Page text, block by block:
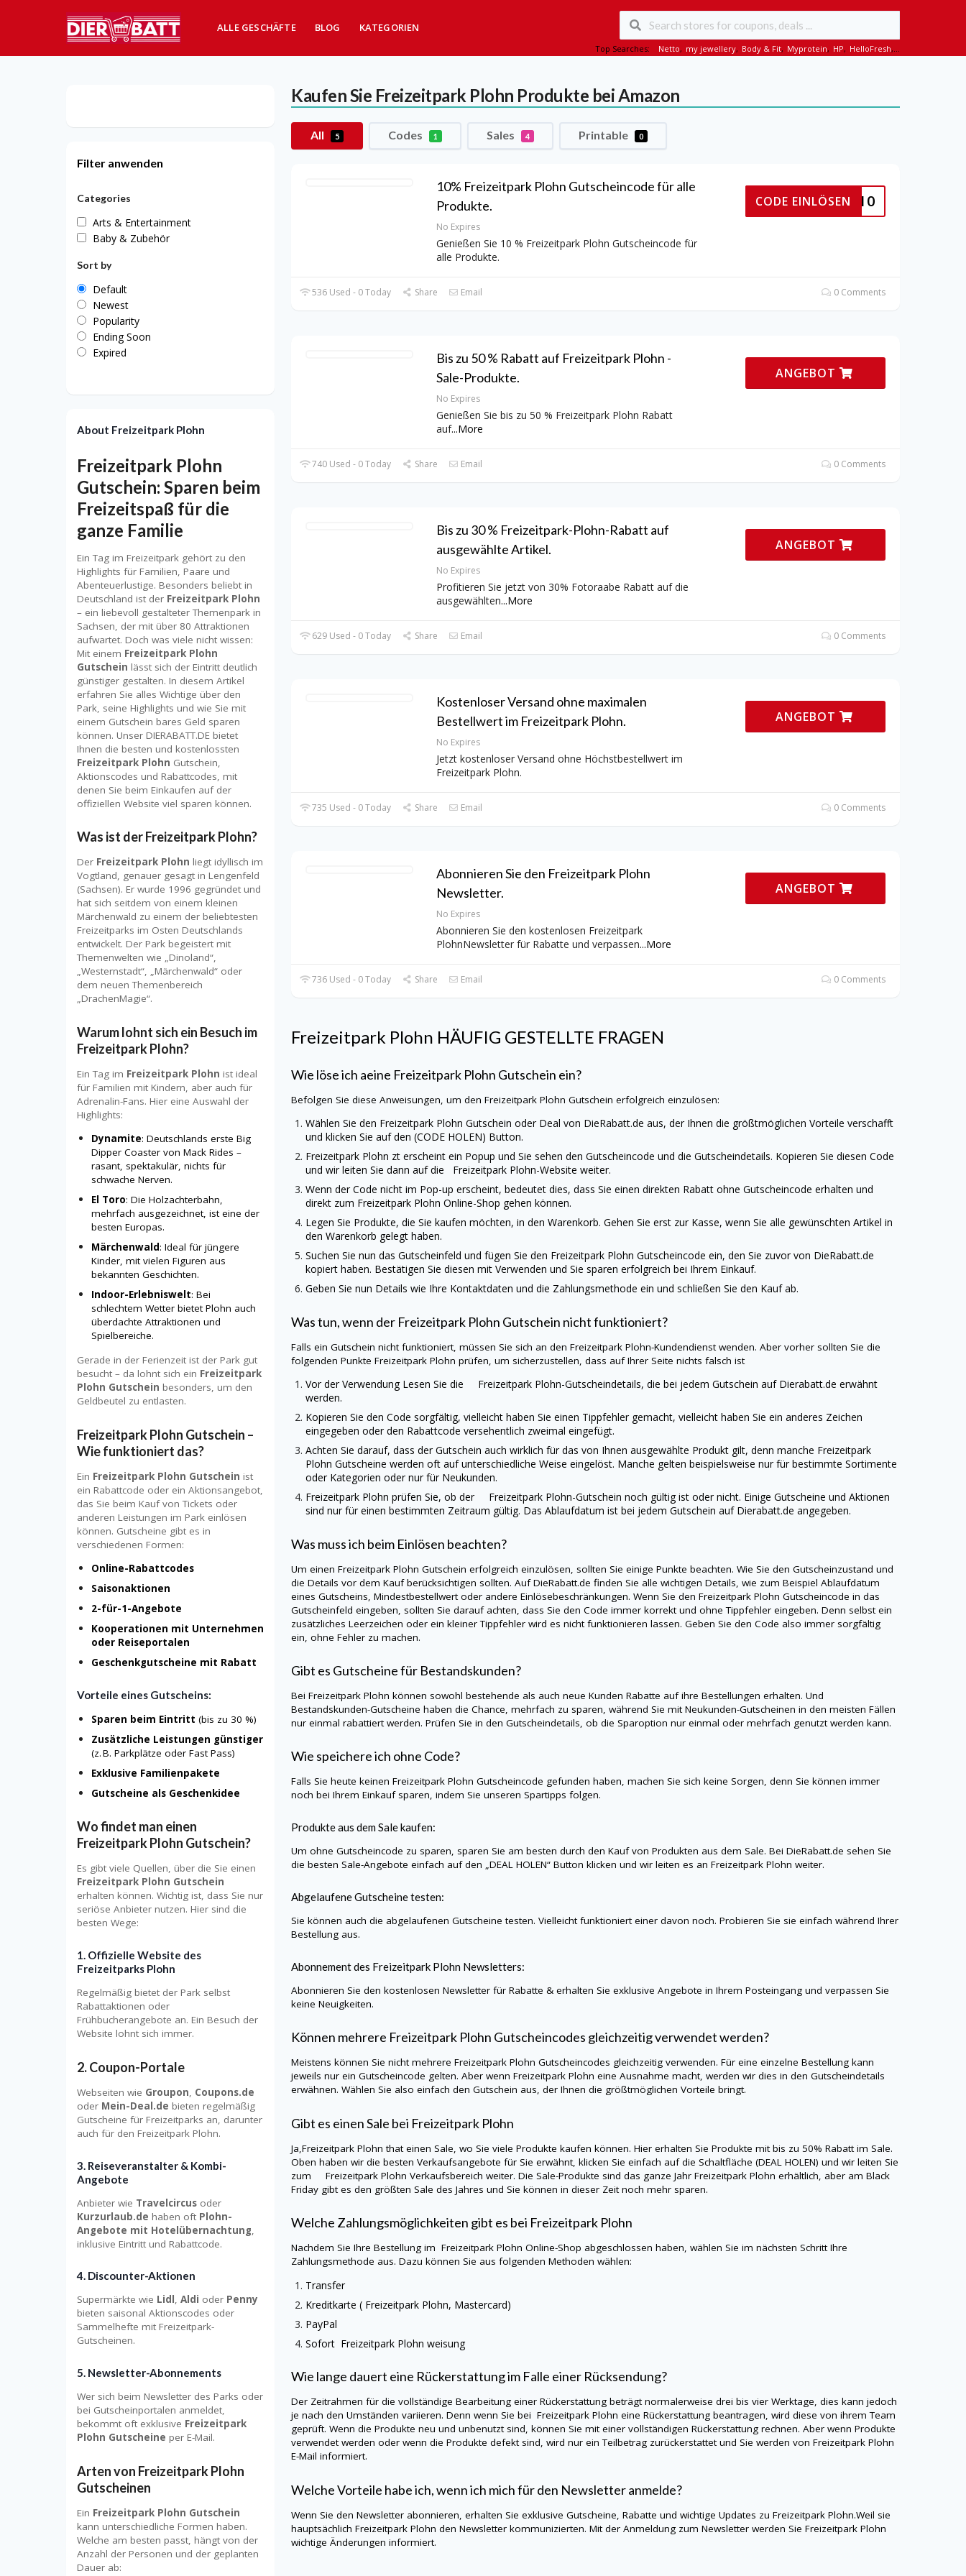
ALLE GESCHÄFTE BLOG KATEGORIEN
Top Searches: Netto, my jewellery, Body & Fit, Myprotein, HP, HelloFresh,...
Kaufen Sie Freizeitpark Plohn Produkte bei Amazon
All 5 Codes 1 Sales 4 Printable 0
10% Freizeitpark Plohn Gutscheincode für alle
Produkte.
No Expires
Genießen Sie 10 % Freizeitpark Plohn Gutscheincode für
alle Produkte.
KPLOHN10
CODE EINLÖSEN
536 Used - 0 Today Share Email 0 Comments
Bis zu 50 % Rabatt auf Freizeitpark Plohn -
Sale-Produkte.
No Expires
Genießen Sie bis zu 50 % Freizeitpark Plohn Rabatt
auf...More
ANGEBOT
740 Used - 0 Today Share Email 0 Comments
Bis zu 30 % Freizeitpark-Plohn-Rabatt auf
ausgewählte Artikel.
No Expires
Profitieren Sie jetzt von 30% Fotoraabe Rabatt auf die
ausgewählten...More
ANGEBOT
629 Used - 0 Today Share Email 0 Comments
Kostenloser Versand ohne maximalen
Bestellwert im Freizeitpark Plohn.
No Expires
Jetzt kostenloser Versand ohne Höchstbestellwert im
Freizeitpark Plohn.
ANGEBOT
735 Used - 0 Today Share Email 0 Comments
Abonnieren Sie den Freizeitpark Plohn
Newsletter.
No Expires
Abonnieren Sie den kostenlosen Freizeitpark
PlohnNewsletter für Rabatte und verpassen...More
ANGEBOT
736 Used - 0 Today Share Email 0 Comments
Freizeitpark Plohn HÄUFIG GESTELLTE FRAGEN
Wie löse ich aeine Freizeitpark Plohn Gutschein ein?
Befolgen Sie diese Anweisungen, um den Freizeitpark Plohn Gutschein erfolgreich einzulösen:
Wählen Sie den Freizeitpark Plohn Gutschein oder Deal von DieRabatt.de aus, der Ihnen die größtmöglichen Vorteile verschafft
und klicken Sie auf den (CODE HOLEN) Button.
Freizeitpark Plohn zt erscheint ein Popup und Sie sehen den Gutscheincode und die Gutscheindetails. Kopieren Sie diesen Code
und wir leiten Sie dann auf die Freizeitpark Plohn-Website weiter.
Wenn der Code nicht im Pop-up erscheint, bedeutet dies, dass Sie einen direkten Rabatt ohne Gutscheincode erhalten und
direkt zum Freizeitpark Plohn Online-Shop gehen können.
Legen Sie Produkte, die Sie kaufen möchten, in den Warenkorb. Gehen Sie erst zur Kasse, wenn Sie alle gewünschten Artikel in
den Warenkorb gelegt haben.
Suchen Sie nun das Gutscheinfeld und fügen Sie den Freizeitpark Plohn Gutscheincode ein, den Sie zuvor von DieRabatt.de
kopiert haben. Bestätigen Sie diesen mit Verwenden und Sie sparen erfolgreich bei Ihrem Einkauf.
Geben Sie nun Details wie Ihre Kontaktdaten und die Zahlungsmethode ein und schließen Sie den Kauf ab.
Was tun, wenn der Freizeitpark Plohn Gutschein nicht funktioniert?
Falls ein Gutschein nicht funktioniert, müssen Sie sich an den Freizeitpark Plohn-Kundendienst wenden. Aber vorher sollten Sie die
folgenden Punkte Freizeitpark Plohn prüfen, um sicherzustellen, dass auf Ihrer Seite nichts falsch ist
Vor der Verwendung Lesen Sie die Freizeitpark Plohn-Gutscheindetails, die bei jedem Gutschein aufDierabatt.de erwähnt
werden.
Kopieren Sie den Code sorgfältig, vielleicht haben Sie einen Tippfehler gemacht, vielleicht haben Sie ein anderes Zeichen
eingegeben oder den Rabattcode versehentlich zweimal eingefügt.
Achten Sie darauf, dass der Gutschein auch wirklich für das von Ihnen ausgewählte Produkt gilt, denn manche Freizeitpark
Plohn Gutscheine werden oft auf unterschiedliche Weise eingelöst. Manche gelten beispielsweise nur für bestimmte Sortimente
oder Kategorien oder nur für Neukunden.
Freizeitpark Plohn prüfen Sie, ob der Freizeitpark Plohn-Gutschein noch gültig ist oder nicht. Einige Gutscheine und Aktionen
sind nur für einen bestimmten Zeitraum gültig. Das Ablaufdatum ist bei jedem Gutschein aufDierabatt.de angegeben.
Was muss ich beim Einlösen beachten?
Um einen Freizeitpark Plohn Gutschein erfolgreich einzulösen, sollten Sie einige Punkte beachten. Wie Sie den Gutscheinzustand und
die Details vor dem Kauf berücksichtigen sollten. AufDieRabatt.de finden Sie alle wichtigen Details, wie zum Beispiel Ablaufdatum
eines Gutscheins, Mindestbestellwert oder andere Einlösebeschränkungen. Wenn Sie den Freizeitpark Plohn Gutscheincode in das
Gutscheinfeld eingeben, sollten Sie darauf achten, dass Sie den Code immer korrekt und ohne Tippfehler eingeben. Denn selbst ein
zusätzliches Leerzeichen oder ein kleiner Tippfehler wird es nicht funktionieren lassen. Geben Sie den Code also immer sorgfältig
ein, ohne Fehler zu machen.
Gibt es Gutscheine für Bestandskunden?
Bei Freizeitpark Plohn können sowohl bestehende als auch neue Kunden Rabatte auf ihre Bestellungen erhalten. Und
Bestandskunden-Gutscheine haben die Chance, mehrfach zu sparen, während Sie mit Neukunden-Gutscheinen in den meisten Fällen
nur einmal rabattiert werden. Prüfen Sie in den Gutscheindetails, ob die Sparoption nur einmal oder mehrfach genutzt werden kann.
Wie speichere ich ohne Code?
Falls Sie heute keinen Freizeitpark Plohn Gutscheincode gefunden haben, machen Sie sich keine Sorgen, denn Sie können immer
noch bei Ihrem Einkauf sparen, indem Sie unseren Spartipps folgen.
Produkte aus dem Sale kaufen:
Um ohne Gutscheincode zu sparen, sparen Sie am besten durch den Kauf von Produkten aus dem Sale. Bei DieRabatt.de sehen Sie
die besten Sale-Angebote einfach auf den „DEAL HOLEN“ Button klicken und wir leiten es an Freizeitpark Plohn weiter.
Abgelaufene Gutscheine testen:
Sie können auch die abgelaufenen Gutscheine testen. Vielleicht funktioniert einer davon noch. Probieren Sie sie einfach während Ihrer
Bestellung aus.
Abonnement des Freizeitpark Plohn Newsletters:
Abonnieren Sie den kostenlosen Newsletter für Rabatte & erhalten Sie exklusive Angebote in Ihrem Posteingang und verpassen Sie
keine Neuigkeiten.
Können mehrere Freizeitpark Plohn Gutscheincodes gleichzeitig verwendet werden?
Meistens können Sie nicht mehrere Freizeitpark Plohn Gutscheincodes gleichzeitig verwenden. Für eine einzelne Bestellung kann
jeweils nur ein Gutscheincode gelten. Aber wenn Freizeitpark Plohn eine Ausnahme macht, werden wir dies in den Gutscheindetails
erwähnen. Wählen Sie also einfach den Gutschein aus, der Ihnen die größtmöglichen Vorteile bringt.
Gibt es einen Sale bei Freizeitpark Plohn
Ja,Freizeitpark Plohn that einen Sale, wo Sie viele Produkte kaufen können. Hier erhalten Sie Produkte mit bis zu 50% Rabatt im Sale.
Oben haben wir die besten Verkaufsangebote für Sie erwähnt, klicken Sie einfach auf die Schaltfläche (DEAL HOLEN) und wir leiten Sie
zum Freizeitpark Plohn Verkaufsbereich weiter. Die Sale-Produkte sind das ganze Jahr Freizeitpark Plohn erhältlich, aber am Black
Friday gibt es den größten Sale des Jahres und Sie können in dieser Zeit noch mehr sparen.
Welche Zahlungsmöglichkeiten gibt es bei Freizeitpark Plohn
Nachdem Sie Ihre Bestellung im Freizeitpark Plohn Online-Shop abgeschlossen haben, wählen Sie im nächsten Schritt Ihre
Zahlungsmethode aus. Dazu können Sie aus folgenden Methoden wählen:
Transfer
Kreditkarte ( Freizeitpark Plohn, Mastercard)
PayPal
Sofort Freizeitpark Plohn weisung
Wie lange dauert eine Rückerstattung im Falle einer Rücksendung?
Der Zeitrahmen für die vollständige Bearbeitung einer Rückerstattung beträgt normalerweise drei bis vier Werktage, dies kann jedoch
je nach den Umständen variieren. Denn wenn Sie bei Freizeitpark Plohn eine Rückerstattung beantragen, wird diese von ihrem Team
geprüft. Wenn die Produkte neu und unbenutzt sind, können Sie mit einer vollständigen Rückerstattung rechnen. Aber wenn Produkte
verwendet werden oder wenn die Produkte defekt sind, wird nur ein Teilbetrag zurückerstattet und Sie werden von Freizeitpark Plohn
E-Mail informiert.
Welche Vorteile habe ich, wenn ich mich für den Newsletter anmelde?
Wenn Sie den Newsletter abonnieren, erhalten Sie exklusive Gutscheine, Rabatte und wichtige Updates zu Freizeitpark Plohn.Weil sie
hauptsächlich Freizeitpark Plohn den Newsletter kommunizierten. Mit der Anmeldung zum Newsletter werden Sie Freizeitpark Plohn
wichtige Änderungen informiert.
Filter anwenden
Categories
Arts & Entertainment
Baby & Zubehör
Sort by
Default
Newest
Popularity
Ending Soon
Expired
About Freizeitpark Plohn
Freizeitpark Plohn
Gutschein: Sparen beim
Freizeitspaß für die
ganze Familie
Ein Tag im Freizeitpark gehört zu den
Highlights für Familien, Paare und
Abenteuerlustige. Besonders beliebt in
Deutschland ist der Freizeitpark Plohn
– ein liebevoll gestalteter Themenpark in
Sachsen, der mit über 80 Attraktionen
aufwartet. Doch was viele nicht wissen:
Mit einem Freizeitpark Plohn
Gutschein lässt sich der Eintritt deutlich
günstiger gestalten. In diesem Artikel
erfahren Sie alles Wichtige über den
Park, seine Highlights und wie Sie mit
einem Gutschein bares Geld sparen
können. Unser DIERABATT.DE bietet
Ihnen die besten und kostenlossten
Freizeitpark Plohn Gutschein,
Aktionscodes und Rabattcodes, mit
denen Sie beim Einkaufen auf der
offiziellen Website viel sparen können.
Was ist der Freizeitpark Plohn?
Der Freizeitpark Plohn liegt idyllisch im
Vogtland, genauer gesagt in Lengenfeld
(Sachsen). Er wurde 1996 gegründet und
hat sich seitdem von einem kleinen
Märchenwald zu einem der beliebtesten
Freizeitparks im Osten Deutschlands
entwickelt. Der Park begeistert mit
Themenwelten wie „Dinoland“,
„Westernstadt“, „Märchenwald“ oder
dem neuen Themenbereich
„DrachenMagie“.
Warum lohnt sich ein Besuch im
Freizeitpark Plohn?
Ein Tag im Freizeitpark Plohn ist ideal
für Familien mit Kindern, aber auch für
Adrenalin-Fans. Hier eine Auswahl der
Highlights:
Dynamite: Deutschlands erste Big
Dipper Coaster von Mack Rides –
rasant, spektakulär, nichts für
schwache Nerven.
El Toro: Die Holzachterbahn,
mehrfach ausgezeichnet, ist eine der
besten Europas.
Märchenwald: Ideal für jüngere
Kinder, mit vielen Figuren aus
bekannten Geschichten.
Indoor-Erlebniswelt: Bei
schlechtem Wetter bietet Plohn auch
überdachte Attraktionen und
Spielbereiche.
Gerade in der Ferienzeit ist der Park gut
besucht – da lohnt sich ein Freizeitpark
Plohn Gutschein besonders, um den
Geldbeutel zu entlasten.
Freizeitpark Plohn Gutschein –
Wie funktioniert das?
Ein Freizeitpark Plohn Gutschein ist
ein Rabattcode oder ein Aktionsangebot,
das Sie beim Kauf von Tickets oder
anderen Leistungen im Park einlösen
können. Gutscheine gibt es in
verschiedenen Formen:
Online-Rabattcodes
Saisonaktionen
2-für-1-Angebote
Kooperationen mit Unternehmen
oder Reiseportalen
Geschenkgutscheine mit Rabatt
Vorteile eines Gutscheins:
Sparen beim Eintritt (bis zu 30 %)
Zusätzliche Leistungen günstiger
(z. B. Parkplätze oder Fast Pass)
Exklusive Familienpakete
Gutscheine als Geschenkidee
Wo findet man einen
Freizeitpark Plohn Gutschein?
Es gibt viele Quellen, über die Sie einen
Freizeitpark Plohn Gutschein
erhalten können. Wichtig ist, dass Sie nur
seriöse Anbieter nutzen. Hier sind die
besten Wege:
1. Offizielle Website des
Freizeitparks Plohn
Regelmäßig bietet der Park selbst
Rabattaktionen oder
Frühbucherangebote an. Ein Besuch der
Website lohnt sich immer.
2.Coupon-Portale
Webseiten wie Groupon, Coupons.de
oder Mein-Deal.de bieten regelmäßig
Gutscheine für Freizeitparks an, darunter
auch für den Freizeitpark Plohn.
3. Reiseveranstalter & Kombi-
Angebote
Anbieter wie Travelcircus oder
Kurzurlaub.de haben oft Plohn-
Angebote mit Hotelübernachtung
inklusive Eintritt und Rabattcode.
4. Discounter-Aktionen
Supermärkte wie Lidl , Aldi oder Penny
bieten saisonal Aktionscodes oder
Sammelhefte mit Freizeitpark-
Gutscheinen.
5. Newsletter-Abonnements
Wer sich beim Newsletter des Parks oder
bei Gutscheinportalen anmeldet,
bekommt oft exklusive Freizeitpark
Plohn Gutscheine per E-Mail.
Arten von Freizeitpark Plohn
Gutscheinen
Ein Freizeitpark Plohn Gutschein
kann unterschiedliche Formen haben.
Welche am besten passt, hängt von der
Anzahl der Personen und der geplanten
Dauer ab: